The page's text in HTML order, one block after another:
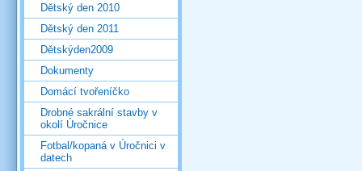
Dětský den 2010
Dětský den 2011
Dětskýden2009
Dokumenty
Domácí tvořeníčko
Drobné sakrální stavby v
okolí Úročnice
Fotbal/kopaná v Úročnici v
datech